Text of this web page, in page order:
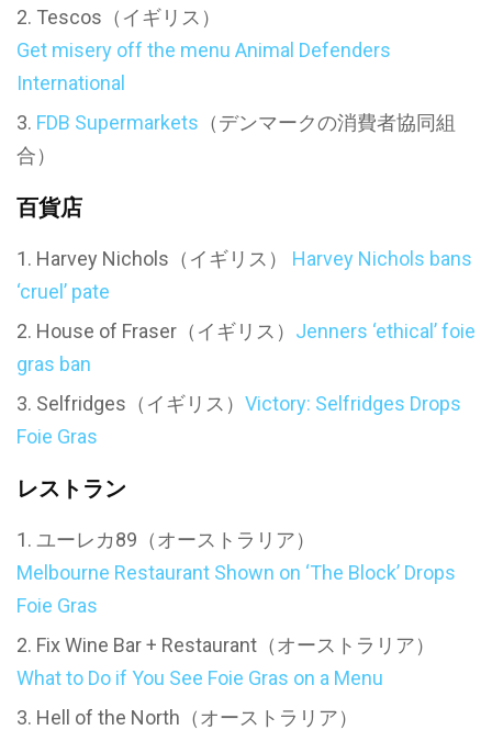
Tescos（イギリス）
Get misery off the menu Animal Defenders
International
FDB Supermarkets （デンマークの消費者協同組
合）
百貨店
Harvey Nichols（イギリス） Harvey Nichols bans
‘cruel’ pate
House of Fraser（イギリス） Jenners ‘ethical’ foie
gras ban
Selfridges（イギリス） Victory: Selfridges Drops
Foie Gras
レストラン
ユーレカ89（オーストラリア）
Melbourne Restaurant Shown on ‘The Block’ Drops
Foie Gras
Fix Wine Bar + Restaurant（オーストラリア）
What to Do if You See Foie Gras on a Menu
Hell of the North（オーストラリア）